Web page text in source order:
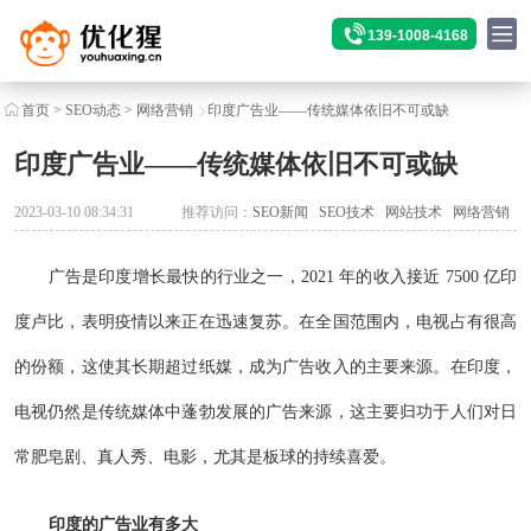
139-1008-4168
首页> SEO动态> 网络营销 印度广告业——传统媒体依旧不可或缺
印度广告业——传统媒体依旧不可或缺
2023-03-10 08:34:31 推荐访问：SEO新闻 SEO技术 网站技术 网络营销
广告是印度增长最快的行业之一，2021 年的收入接近 7500 亿印
度卢比，表明疫情以来正在迅速复苏。在全国范围内，电视占有很高
的份额，这使其长期超过纸媒，成为广告收入的主要来源。在印度，
电视仍然是传统媒体中蓬勃发展的广告来源，这主要归功于人们对日
常肥皂剧、真人秀、电影，尤其是板球的持续喜爱。
印度的广告业有多大